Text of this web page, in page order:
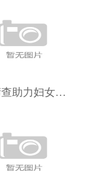
先进仪器
荣誉资质
联系我们
健康筛查助力妇女儿童健康保障商丘市人民政府政务访谈邀请您提问